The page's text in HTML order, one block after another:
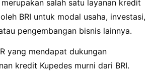
salah satu layanan kredit
BRI untuk modal usaha, investasi,
pengembangan bisnis lainnya.
yang mendapat dukungan
kredit Kupedes murni dari BRI.